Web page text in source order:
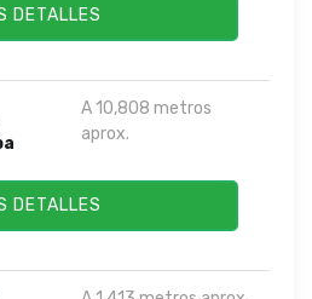
DETALLES
A 10,808 metros
aprox.
DETALLES